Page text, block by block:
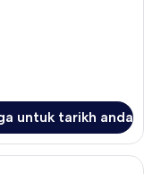
untuk tarikh anda
1 Katil Ratu (Queen) |